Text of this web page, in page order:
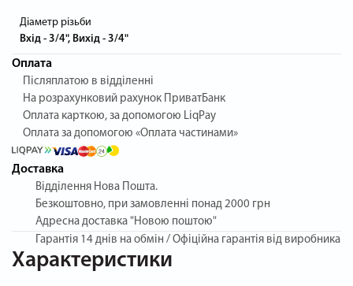
Діаметр різьби
Вхід - 3/4", Вихід - 3/4"
Оплата
Післяплатою в відділенні
На розрахунковий рахунок ПриватБанк
Оплата карткою, за допомогою LiqPay
Оплата за допомогою «Оплата частинами»
Доставка
Відділення Нова Пошта.
Безкоштовно, при замовленні понад 2000 грн
Адресна доставка "Новою поштою"
Гарантія 14 днів на обмін / Офіційна гарантія від виробника
Характеристики